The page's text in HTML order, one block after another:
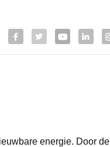
energie. Door de